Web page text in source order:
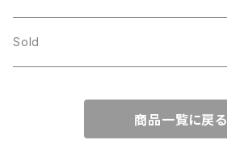
L.RAZZA
L.RAZZA
Sold
商品一覧に戻る